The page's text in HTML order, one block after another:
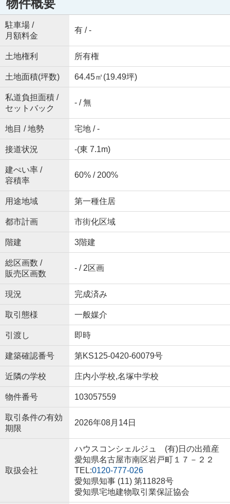
物件概要
駐車場 /
月額料金
有 / -
土地権利 所有権
土地面積(坪数) 64.45㎡(19.49坪)
私道負担面積 /
セットバック
- / 無
地目 / 地勢 宅地 / -
接道状況 -(東 7.1m)
建ぺい率 /
容積率
60% / 200%
用途地域 第一種住居
都市計画 市街化区域
階建 3階建
総区画数 /
販売区画数
- / 2区画
現況 完成済み
取引態様 一般媒介
引渡し 即時
建築確認番号 第KS125-0420-60079号
近隣の学校 庄内小学校,名塚中学校
物件番号 103057559
取引条件の有効
期限
2026年08月14日
取扱会社
ハウスコンシェルジュ (有)日の出殖産
愛知県名古屋市南区岩戸町１７－２２
TEL:0120-777-026
愛知県知事 (11) 第11828号
愛知県宅地建物取引業保証協会